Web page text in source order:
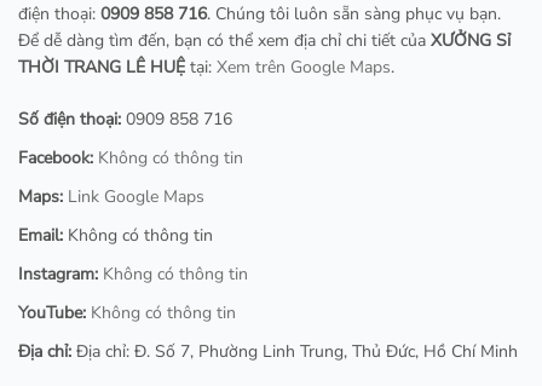
điện thoại: 0909 858 716. Chúng tôi luôn sẵn sàng phục vụ bạn.
Để dễ dàng tìm đến, bạn có thể xem địa chỉ chi tiết của XƯỞNG Sỉ
THỜI TRANG LÊ HUỆ tại: Xem trên Google Maps.
Số điện thoại: 0909 858 716
Facebook: Không có thông tin
Maps: Link Google Maps
Email: Không có thông tin
Instagram: Không có thông tin
YouTube: Không có thông tin
Địa chỉ: Địa chỉ: Đ. Số 7, Phường Linh Trung, Thủ Đức, Hồ Chí Minh